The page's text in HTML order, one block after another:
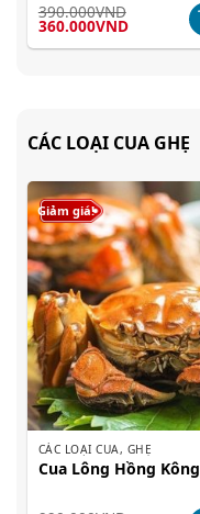
390.000VND
Giá
là:
360.000VNDGiá
tại
CÁC LOẠI CUA GHẸ
Giảm giá!
CÁC LOẠI CUA, GHẸ
Cua Lông Hồng Kông